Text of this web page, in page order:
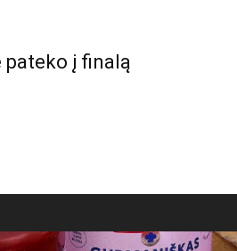
pateko į finalą